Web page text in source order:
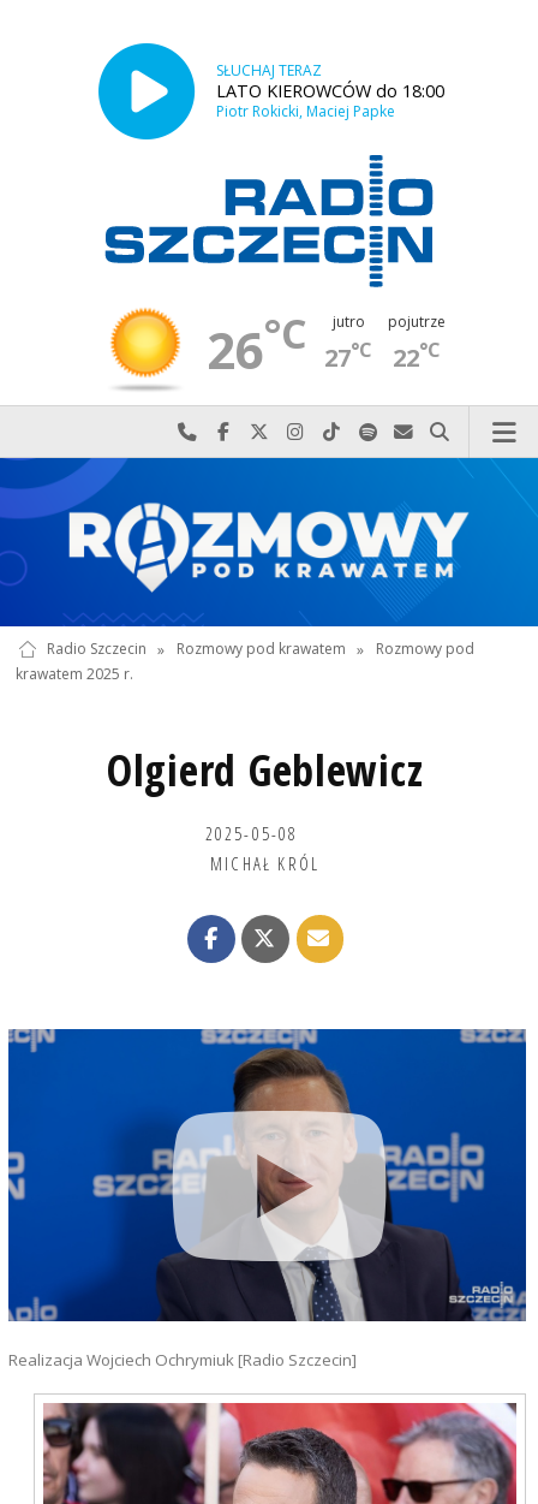
SŁUCHAJ TERAZ
LATO KIEROWCÓW do 18:00
Piotr Rokicki, Maciej Papke
26°C jutro
27°C
pojutrze
22°C
Najlepiej po prostu do nas zadzwoń
Odwiedź nas na Facebook-u
Odwiedź nas na X
Odwiedź nas na Instagram-ie
Odwiedź nas na TikTok-u
Szukaj nas na Spotify
Wyślij do nas
Szukaj
Radio Szczecin » Rozmowy pod krawatem »
Rozmowy pod
krawatem 2025 r.
Olgierd Geblewicz
2025-05-08
MICHAŁ KRÓL
Realizacja Wojciech Ochrymiuk [Radio Szczecin]